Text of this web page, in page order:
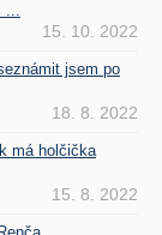
...
15. 10. 2022
jsem po
18. 8. 2022
má holčička
15. 8. 2022